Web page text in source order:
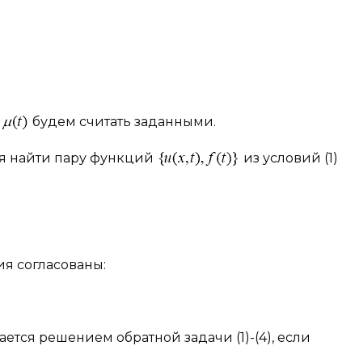
будем считать заданными.
найти пару функций
из условий
согласованы:
решением обратной задачи (1)-(4), если